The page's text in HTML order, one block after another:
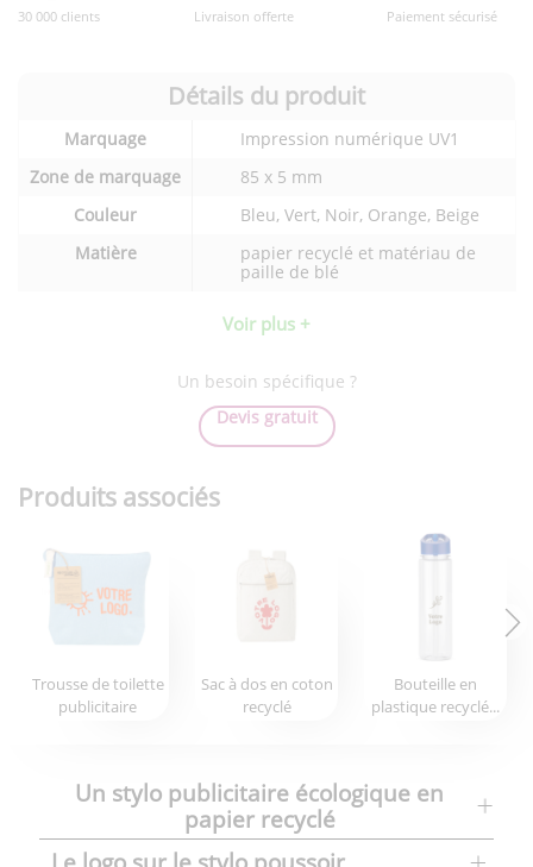
30 000 clients Livraison offerte Paiement sécurisé
Détails
techniques
du
produit
Détails du produit
Marquage
Impression numérique UV1
Zone de marquage
85 x 5 mm
Couleur
Bleu, Vert, Noir, Orange, Beige
Matière
papier recyclé et matériau de
paille de blé
Voir plus +
Un besoin spécifique ?
Devis gratuit
Produits associés
Trousse de toilette
publicitaire
Sac à dos en coton
recyclé
Bouteille en
plastique recyclé...
Un stylo publicitaire écologique en
papier recyclé